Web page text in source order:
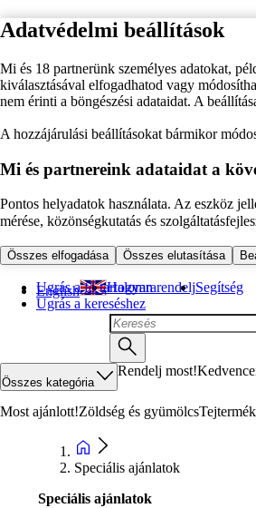
Adatvédelmi beállítások
Mi és 18 partnerünk személyes adatokat,
kiválasztásával elfogadhatod vagy
nem érinti a böngészési adataidat. A
A hozzájárulási beállításokat bármikor
Mi és partnereink adataidat a
Pontos helyadatok használata. Az eszköz
mérése, közönségkutatás és
Összes elfogadása Összes elutasítása
Ugrás a fő tartalomra
Ugrás a kereséshez
English Hogyan rendeljSegítség
Összes kategória
Rendelj most!
Most ajánlott!Zöldség és gyümölcs
Speciális ajánlatok
Speciális ajánlatok